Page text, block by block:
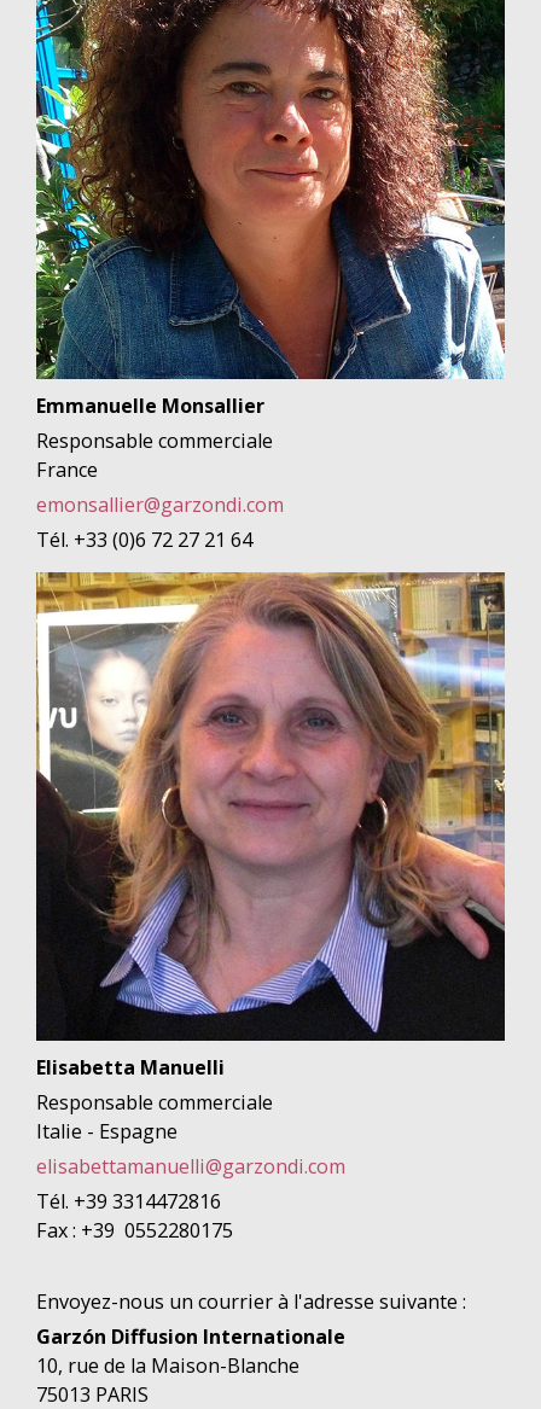
Emmanuelle Monsallier
Responsable commerciale
France
emonsallier@garzondi.com
Tél. +33 (0)6 72 27 21 64
Elisabetta Manuelli
Responsable commerciale
Italie - Espagne
elisabettamanuelli@garzondi.com
Tél. +39 3314472816
Fax : +39 0552280175
Envoyez-nous un courrier à l'adresse suivante :
Garzón Diffusion Internationale
10, rue de la Maison-Blanche
75013 PARIS